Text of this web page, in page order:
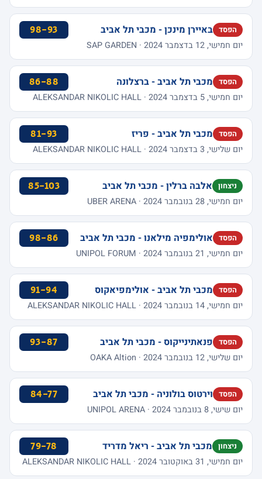
הפסד באיירן מינכן - מכבי תל אביב 98-93
יום חמישי, 12 בדצמבר 2024 · SAP GARDEN
הפסד מכבי תל אביב - ברצלונה 86-88
יום חמישי, 5 בדצמבר 2024 · ALEKSANDAR NIKOLIC HALL
הפסד מכבי תל אביב - פריז 81-93
יום שלישי, 3 בדצמבר 2024 · ALEKSANDAR NIKOLIC HALL
ניצחון אלבה ברלין - מכבי תל אביב 85-103
יום חמישי, 28 בנובמבר 2024 · UBER ARENA
הפסד אולימפיה מילאנו - מכבי תל אביב 98-86
יום חמישי, 21 בנובמבר 2024 · UNIPOL FORUM
הפסד מכבי תל אביב - אולימפיאקוס 91-94
יום חמישי, 14 בנובמבר 2024 · ALEKSANDAR NIKOLIC HALL
הפסד פנאתינייקוס - מכבי תל אביב 93-87
יום שלישי, 12 בנובמבר 2024 · OAKA Altion
הפסד וירטוס בולוניה - מכבי תל אביב 84-77
יום שישי, 8 בנובמבר 2024 · UNIPOL ARENA
ניצחון מכבי תל אביב - ריאל מדריד 79-78
יום חמישי, 31 באוקטובר 2024 · ALEKSANDAR NIKOLIC HALL